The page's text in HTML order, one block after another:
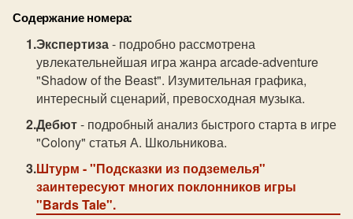
Содержание номера:
Экспертиза- подробно рассмотрена
увлекательнейшая игра жанра arcade-adventure
"Shadow of the Beast". Изумительная графика,
интересный сценарий, превосходная музыка.
Дебют- подробный анализ быстрого старта в игре
"Colony" статья А. Школьникова.
Штурм - "Подсказки из подземелья"
заинтересуют многих поклонников игры
"Bards Tale".